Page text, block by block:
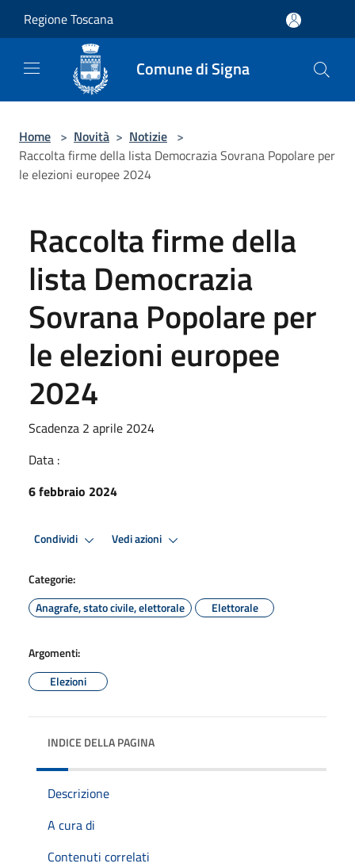
Regione Toscana
Comune di Signa
Home > Novità > Notizie >
Raccolta firme della lista Democrazia Sovrana Popolare per
le elezioni europee 2024
Raccolta firme della
lista Democrazia
Sovrana Popolare per
le elezioni europee
2024
Scadenza 2 aprile 2024
Data :
6 febbraio 2024
Condividi Vedi azioni
Categorie:
Anagrafe, stato civile, elettorale
Elettorale
Argomenti:
Elezioni
INDICE DELLA PAGINA
Descrizione
A cura di
Contenuti correlati